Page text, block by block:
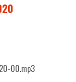
00.mp3